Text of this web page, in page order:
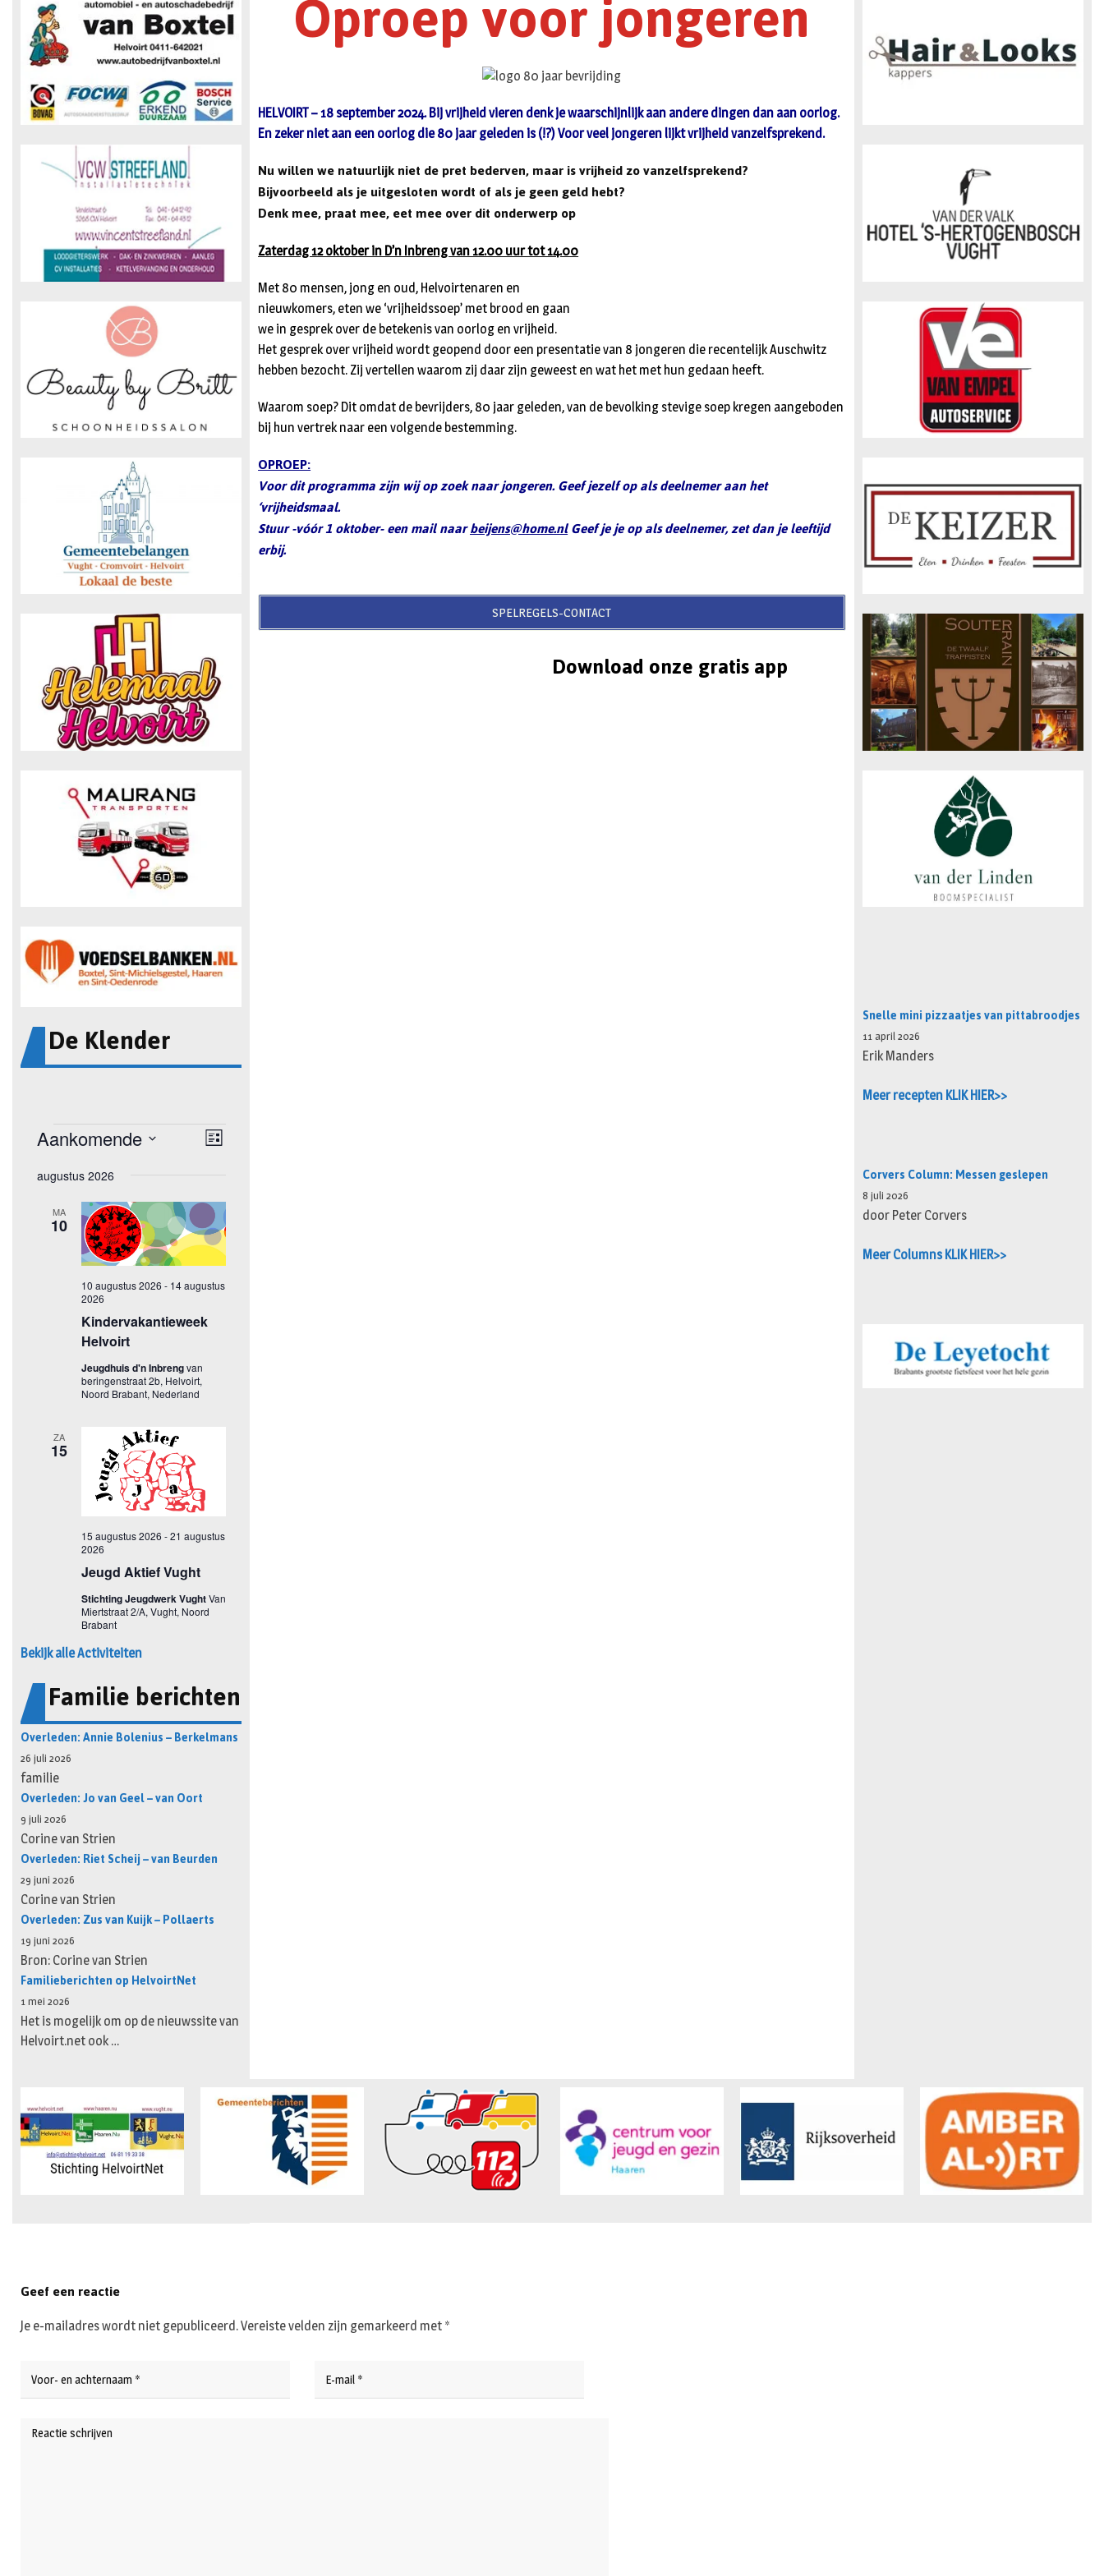
De Klender
Bekijk alle Activiteiten
Familie berichten
Overleden: Annie Bolenius – Berkelmans
26 juli 2026
familie
Overleden: Jo van Geel – van Oort
9 juli 2026
Corine van Strien
Overleden: Riet Scheij – van Beurden
29 juni 2026
Corine van Strien
Overleden: Zus van Kuijk – Pollaerts
19 juni 2026
Bron: Corine van Strien
Familieberichten op HelvoirtNet
1 mei 2026
Het is mogelijk om op de nieuwssite van
Helvoirt.net ook …
HELVOIRT – 18 september 2024. Bij vrijheid vieren denk je waarschijnlijk aan andere dingen dan aan oorlog.
En zeker niet aan een oorlog die 80 jaar geleden is (!?) Voor veel jongeren lijkt vrijheid vanzelfsprekend.
Nu willen we natuurlijk niet de pret bederven, maar is vrijheid zo vanzelfsprekend?
Bijvoorbeeld als je uitgesloten wordt of als je geen geld hebt?
Denk mee, praat mee, eet mee over dit onderwerp op
Zaterdag 12 oktober in D’n Inbreng van 12.00 uur tot 14.00
Met 80 mensen, jong en oud, Helvoirtenaren en
nieuwkomers, eten we ‘vrijheidssoep’ met brood en gaan
we in gesprek over de betekenis van oorlog en vrijheid.
Het gesprek over vrijheid wordt geopend door een presentatie van 8 jongeren die recentelijk Auschwitz
hebben bezocht. Zij vertellen waarom zij daar zijn geweest en wat het met hun gedaan heeft.
Waarom soep? Dit omdat de bevrijders, 80 jaar geleden, van de bevolking stevige soep kregen aangeboden
bij hun vertrek naar een volgende bestemming.
OPROEP:
Voor dit programma zijn wij op zoek naar jongeren. Geef jezelf op als deelnemer aan het
‘vrijheidsmaal.
Stuur -vóór 1 oktober- een mail naarbeijens@home.nlGeef je je op als deelnemer, zet dan je leeftijd
erbij.
SPELREGELS-CONTACT
Download onze gratis app
Snelle mini pizzaatjes van pittabroodjes
11 april 2026
Erik Manders
Meer recepten KLIK HIER>>
Corvers Column: Messen geslepen
8 juli 2026
door Peter Corvers
Meer Columns KLIK HIER>>
Geef een reactie
Je e-mailadres wordt niet gepubliceerd.Vereiste velden zijn gemarkeerd met *